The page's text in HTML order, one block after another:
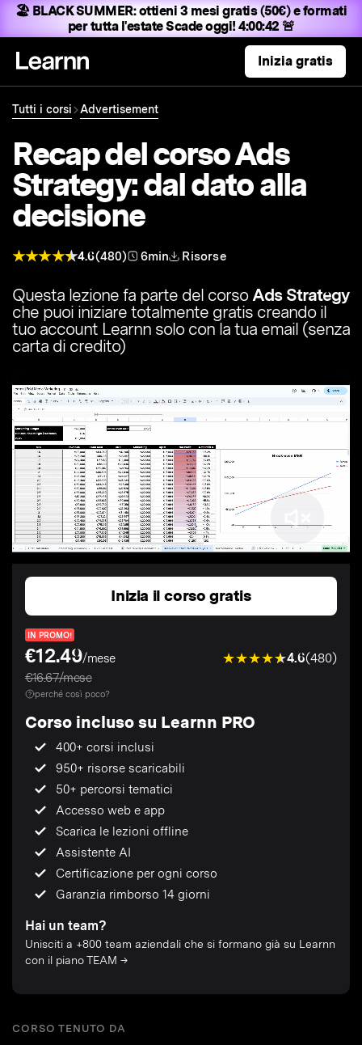
🏖️ BLACK SUMMER:ottieni 3 mesi gratis (50€) e formati
per tutta l'estateScade oggi! 4:00:41 🚨
Inizia gratis
Tutti i corsi Advertisement
Recap del corso Ads
Strategy: dal dato alla
decisione
4.6(480) 6min Risorse
Questa lezione fa parte del corsoAds Strategy
che puoi iniziare totalmente gratis creando il
tuo account Learnn solo con la tua email (senza
carta di credito)
Inizia il corso gratis
IN PROMO!
€12.49/mese
€16.67/mese
4.6(480)
perché così poco?
Corso incluso su Learnn PRO
400+ corsi inclusi
950+ risorse scaricabili
50+ percorsi tematici
Accesso web e app
Scarica le lezioni offline
Assistente AI
Certificazione per ogni corso
Garanzia rimborso 14 giorni
Hai un team?
Unisciti a +800 team aziendali che si formano già su Learnn
con il piano TEAM →
CORSO TENUTO DA